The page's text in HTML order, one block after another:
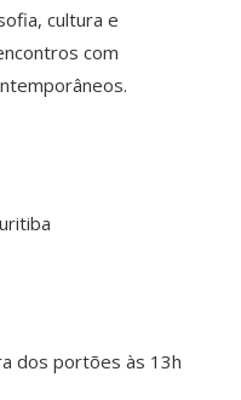
cultura e
com
dos portões às 13h